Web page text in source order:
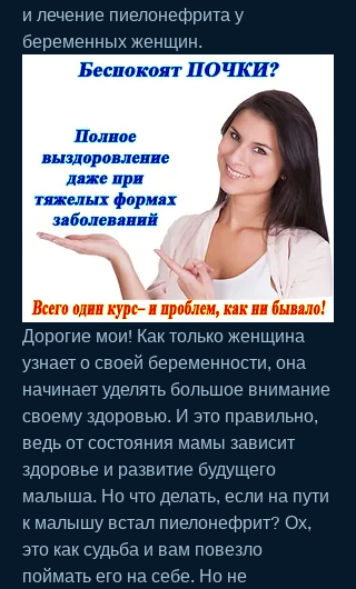
и лечение пиелонефрита у
беременных женщин.
Дорогие мои! Как только женщина
узнает о своей беременности, она
начинает уделять большое внимание
своему здоровью. И это правильно,
ведь от состояния мамы зависит
здоровье и развитие будущего
малыша. Но что делать, если на пути
к малышу встал пиелонефрит? Ох,
это как судьба и вам повезло
поймать его на себе. Но не